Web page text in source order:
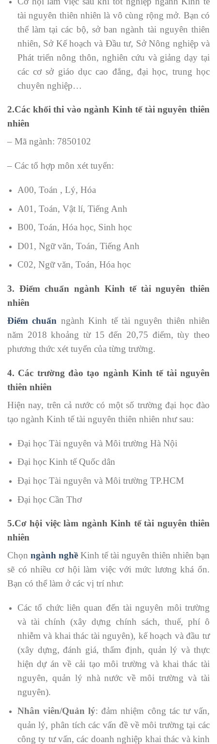
tài nguyên thiên nhiên là vô cùng rộng mở. Bạn có
thể làm tại các bộ, sở ban ngành tài nguyên thiên
nhiên, Sở Kế hoạch và Đầu tư, Sở Nông nghiệp và
Phát triển nông thôn, nghiên cứu và giảng dạy tại
các cơ sở giáo dục cao đẳng, đại học, trung học
chuyên nghiệp…
2.Các khối thi vào ngành Kinh tế tài nguyên thiên
nhiên
– Mã ngành: 7850102
– Các tổ hợp môn xét tuyển:
A00, Toán , Lý, Hóa
A01, Toán, Vật lí, Tiếng Anh
B00, Toán, Hóa học, Sinh học
D01, Ngữ văn, Toán, Tiếng Anh
C02, Ngữ văn, Toán, Hóa học
3. Điểm chuẩn ngành Kinh tế tài nguyên thiên
nhiên
Điểm chuẩn ngành Kinh tế tài nguyên thiên nhiên
năm 2018 khoảng từ 15 đến 20,75 điểm, tùy theo
phương thức xét tuyển của từng trường.
4. Các trường đào tạo ngành Kinh tế tài nguyên
thiên nhiên
Hiện nay, trên cả nước có một số trường đại học đào
tạo ngành Kinh tế tài nguyên thiên nhiên như sau:
Đại học Tài nguyên và Môi trường Hà Nội
Đại học Kinh tế Quốc dân
Đại học Tài nguyên và Môi trường TP.HCM
Đại học Cần Thơ
5.Cơ hội việc làm ngành Kinh tế tài nguyên thiên
nhiên
Chọn ngành nghề Kinh tế tài nguyên thiên nhiên bạn
sẽ có nhiều cơ hội làm việc với mức lương khá ổn.
Bạn có thể làm ở các vị trí như:
Các tổ chức liên quan đến tài nguyên môi trường
và tài chính (xây dựng chính sách, thuế, phí ô
nhiễm và khai thác tài nguyên), kế hoạch và đầu tư
(xây dựng, đánh giá, thẩm định, quản lý và thực
hiện dự án về cải tạo môi trường và khai thác tài
nguyên, quản lý nhà nước về môi trường và tài
nguyên).
Nhân viên/Quản lý: đảm nhiệm công tác tư vấn,
quản lý, phân tích các vấn đề về môi trường tại các
công ty tư vấn, các doanh nghiệp khai thác và kinh